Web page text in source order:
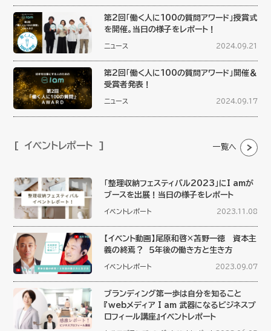
第2回「働く人に100の質問アワード」授賞式
を開催。当日の様子をレポート！
ニュース 2024.09.21
第2回「働く人に100の質問アワード」開催＆
受賞者発表！
ニュース 2024.09.17
イベントレポート 一覧へ
「整理収納フェスティバル2023」にI amが
ブースを出展！当日の様子をレポート
イベントレポート 2023.11.08
【イベント動画】尾原和啓×苫野一徳 資本主
義の終焉？ ５年後の働き方と生き方
イベントレポート 2023.09.07
ブランディング第一歩は自分を知ること
『webメディア I am 武器になるビジネスプ
ロフィール講座』イベントレポート